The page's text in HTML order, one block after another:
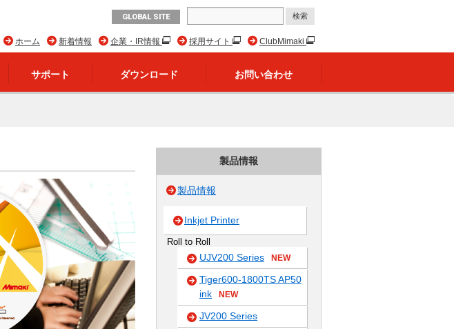
GLOBAL SITE
ClubMimaki
採用サイト
企業・IR情報
新着情報
ホーム
サポート ダウンロード お問い合わせ
製品情報
製品情報
Inkjet Printer
Roll to Roll
UJV200 Series NEW
Tiger600-1800TS AP50
ink
NEW
JV200 Series